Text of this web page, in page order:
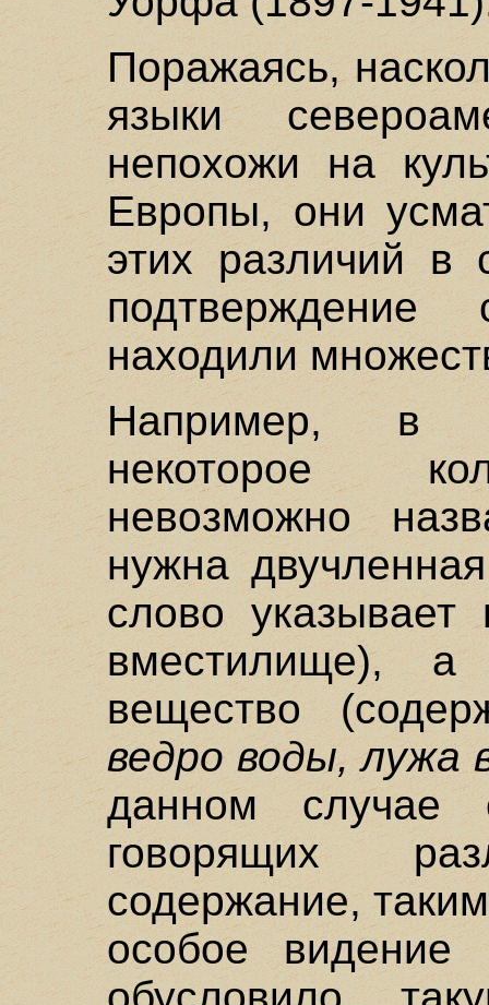
Поражаясь,
языки
непохожи на
Европы, они
этих различий в
находили
Например, в
некоторое
невозможно
нужна
слово указывает
вместилище),
вещество
ведро воды, лужа
данном случае
говорящих
содержание,
особое